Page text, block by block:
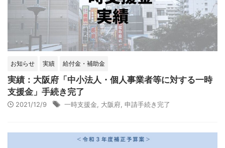
お知らせ 実績 給付金・補助金
実績：大阪府「中小法人・個人事業者等に対する一時
支援金」手続き完了
2021/12/9 一時支援金, 大阪府, 申請手続き完了